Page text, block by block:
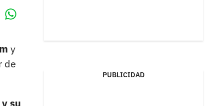
y
de
PUBLICIDAD